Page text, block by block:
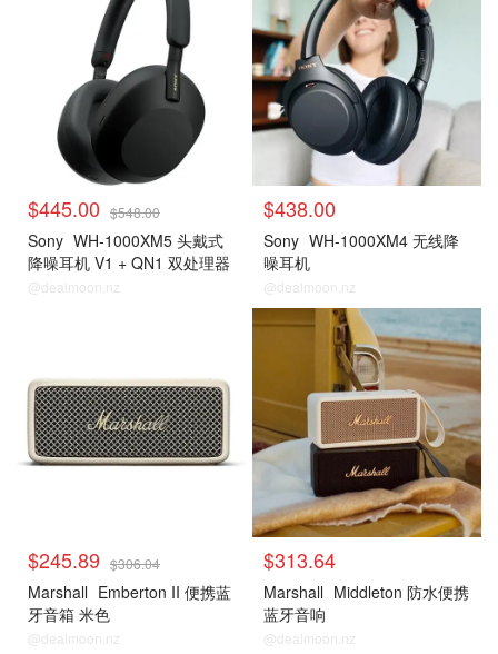
$445.00 $548.00
Sony WH-1000XM5 头戴式
降噪耳机 V1 + QN1 双处理器
@dealmoon.nz
$438.00
Sony WH-1000XM4 无线降
噪耳机
@dealmoon.nz
$245.89 $306.04
Marshall Emberton II 便携蓝
牙音箱 米色
@dealmoon.nz
$313.64
Marshall Middleton 防水便携
蓝牙音响
@dealmoon.nz